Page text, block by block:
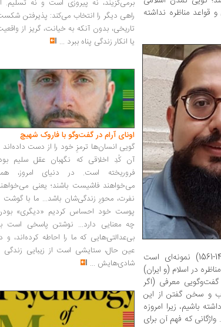
قواعد مناظره نداشته
» اثر طاشکبری‌زاده (1495-1561) نمونه‌ای ‌است
در اسلام (و ایران)
معرفی (اگر
و سخن گفتن از این
باشیم، زیرا امروزه
که فهم آن برای
برمی‌گزیند، نه پیروزی است و نه تسلیم.
راهی دیگر را انتخاب می‌کند: پذیرفتن
تاریخی، بدون آنکه به خیانت، گریز از
یا انکار زندگی پناه ببرد ...
اونای آرام در گفت‌وگو با فاروک شهیچ‭
گویی انسان‌ها ترمزِ خود را از دست داده‌اند
آن کُدِ اخلاقی که نگهبان عقل سلیم
فروریخته است. در دنیای امروز،
می‌خواهند فاشیست باشند؛ یعنی
نفرت، محورِ زندگی‌شان باشد... ما با گوشت
پوست خود احساس کردیم «دیگری»
چه معنایی دارد... نوشتن پاسخی است
بی‌عدالتی‌هایی که ما را احاطه کرده‌اند، و
عین حال، ستایشی است از زیبایی زندگی
شادی‌هایش ...